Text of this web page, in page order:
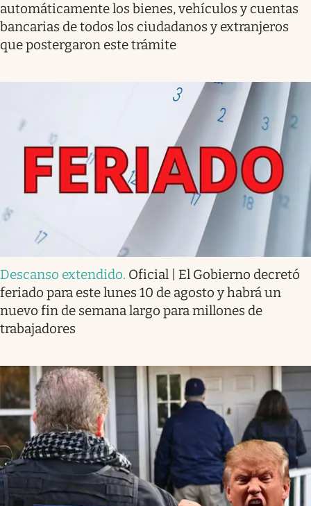
automáticamente los bienes, vehículos y cuentas
bancarias de todos los ciudadanos y extranjeros
que postergaron este trámite
Descanso extendido. Oficial | El Gobierno decretó
feriado para este lunes 10 de agosto y habrá un
nuevo fin de semana largo para millones de
trabajadores